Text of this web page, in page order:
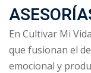
En Cultivar Mi
que fusionan el
emocional y